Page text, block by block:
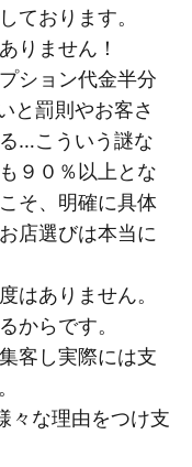
ております。
りません！
ション代金半分
と罰則やお客さ
…こういう謎な
９０％以上とな
そ、明確に具体
店選びは本当に
はありません。
からです。
客し実際には支
々な理由をつけ支